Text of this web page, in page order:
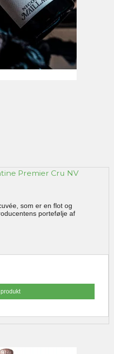
Premier Cru NV
som er en flot og
portefølje af